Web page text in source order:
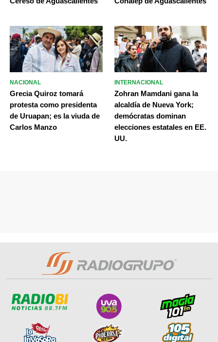
NACIONAL
Grecia Quiroz tomará
protesta como presidenta
de Uruapan; es la viuda de
Carlos Manzo
INTERNACIONAL
Zohran Mamdani gana la
alcaldía de Nueva York;
demócratas dominan
elecciones estatales en EE.
UU.